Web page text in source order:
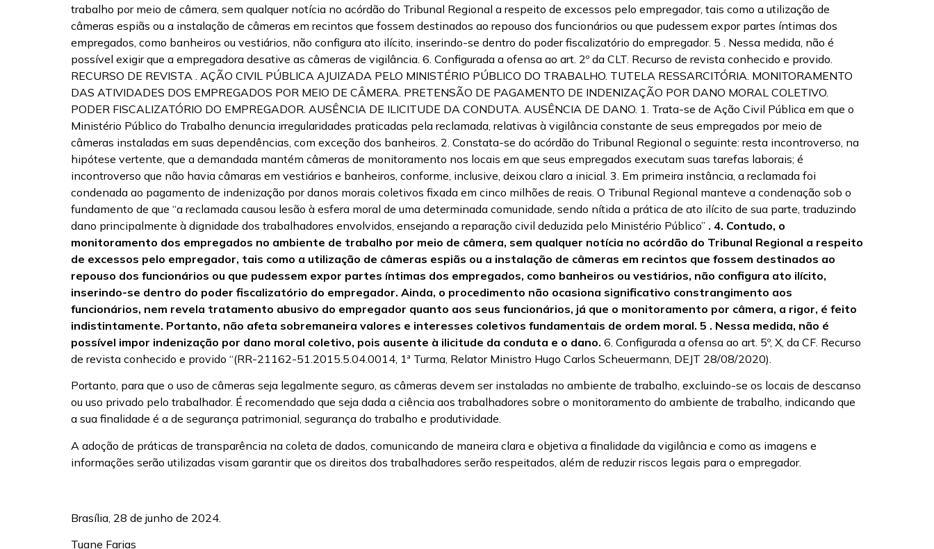
trabalho por meio de câmera, sem qualquer notícia no acórdão do Tribunal Regional a respeito de excessos pelo empregador, tais como a utilização de
câmeras espiãs ou a instalação de câmeras em recintos que fossem destinados ao repouso dos funcionários ou que pudessem expor partes íntimas dos
empregados, como banheiros ou vestiários, não configura ato ilícito, inserindo-se dentro do poder fiscalizatório do empregador. 5 . Nessa medida, não é
possível exigir que a empregadora desative as câmeras de vigilância. 6. Configurada a ofensa ao art. 2º da CLT. Recurso de revista conhecido e provido.
RECURSO DE REVISTA . AÇÃO CIVIL PÚBLICA AJUIZADA PELO MINISTÉRIO PÚBLICO DO TRABALHO. TUTELA RESSARCITÓRIA. MONITORAMENTO
DAS ATIVIDADES DOS EMPREGADOS POR MEIO DE CÂMERA. PRETENSÃO DE PAGAMENTO DE INDENIZAÇÃO POR DANO MORAL COLETIVO.
PODER FISCALIZATÓRIO DO EMPREGADOR. AUSÊNCIA DE ILICITUDE DA CONDUTA. AUSÊNCIA DE DANO. 1. Trata-se de Ação Civil Pública em que o
Ministério Público do Trabalho denuncia irregularidades praticadas pela reclamada, relativas à vigilância constante de seus empregados por meio de
câmeras instaladas em suas dependências, com exceção dos banheiros. 2. Constata-se do acórdão do Tribunal Regional o seguinte: resta incontroverso, na
hipótese vertente, que a demandada mantém câmeras de monitoramento nos locais em que seus empregados executam suas tarefas laborais; é
incontroverso que não havia câmaras em vestiários e banheiros, conforme, inclusive, deixou claro a inicial. 3. Em primeira instância, a reclamada foi
condenada ao pagamento de indenização por danos morais coletivos fixada em cinco milhões de reais. O Tribunal Regional manteve a condenação sob o
fundamento de que “a reclamada causou lesão à esfera moral de uma determinada comunidade, sendo nítida a prática de ato ilícito de sua parte, traduzindo
dano principalmente à dignidade dos trabalhadores envolvidos, ensejando a reparação civil deduzida pelo Ministério Público” . 4. Contudo, o
monitoramento dos empregados no ambiente de trabalho por meio de câmera, sem qualquer notícia no acórdão do Tribunal Regional a respeito
de excessos pelo empregador, tais como a utilização de câmeras espiãs ou a instalação de câmeras em recintos que fossem destinados ao
repouso dos funcionários ou que pudessem expor partes íntimas dos empregados, como banheiros ou vestiários, não configura ato ilícito,
inserindo-se dentro do poder fiscalizatório do empregador. Ainda, o procedimento não ocasiona significativo constrangimento aos
funcionários, nem revela tratamento abusivo do empregador quanto aos seus funcionários, já que o monitoramento por câmera, a rigor, é feito
indistintamente. Portanto, não afeta sobremaneira valores e interesses coletivos fundamentais de ordem moral. 5 . Nessa medida, não é
possível impor indenização por dano moral coletivo, pois ausente à ilicitude da conduta e o dano. 6. Configurada a ofensa ao art. 5º, X, da CF. Recurso
de revista conhecido e provido “(RR-21162-51.2015.5.04.0014, 1ª Turma, Relator Ministro Hugo Carlos Scheuermann, DEJT 28/08/2020).
Portanto, para que o uso de câmeras seja legalmente seguro, as câmeras devem ser instaladas no ambiente de trabalho, excluindo-se os locais de descanso
ou uso privado pelo trabalhador. É recomendado que seja dada a ciência aos trabalhadores sobre o monitoramento do ambiente de trabalho, indicando que
a sua finalidade é a de segurança patrimonial, segurança do trabalho e produtividade.
A adoção de práticas de transparência na coleta de dados, comunicando de maneira clara e objetiva a finalidade da vigilância e como as imagens e
informações serão utilizadas visam garantir que os direitos dos trabalhadores serão respeitados, além de reduzir riscos legais para o empregador.
Brasília, 28 de junho de 2024.
Tuane Farias